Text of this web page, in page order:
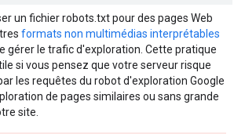
un fichier robots.txt pour des pages Web
formats non multimédias interprétables
gérer le trafic d'exploration. Cette pratique
si vous pensez que votre serveur risque
les requêtes du robot d'exploration Google
de pages similaires ou sans grande
site.